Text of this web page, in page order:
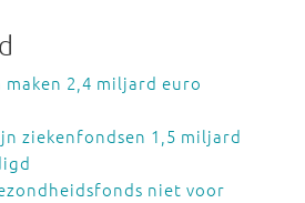
2,4 miljard euro
ziekenfondsen 1,5 miljard
niet voor